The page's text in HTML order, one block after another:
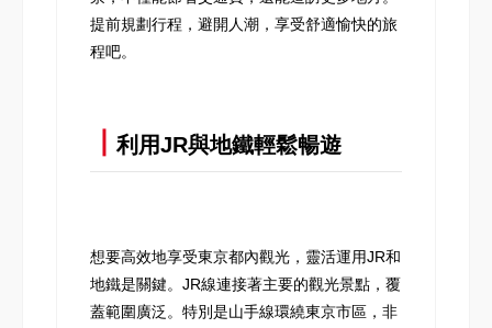
提前規劃行程，避開人潮，享受舒適愉快的旅
程吧。
┃利用JR與地鐵輕鬆暢遊
想要高效地享受東京都內觀光，靈活運用JR和
地鐵是關鍵。JR線連接著主要的觀光景點，覆
蓋範圍廣泛。特別是山手線環繞東京市區，非